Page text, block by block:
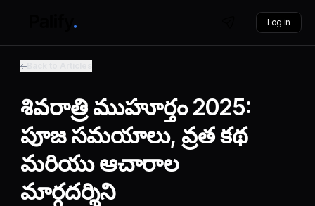
Log in
శివరాత్రి ముహూర్తం 2025:
పూజ సమయాలు, వ్రత కథ
మరియు ఆచారాల
మార్గదర్శిని